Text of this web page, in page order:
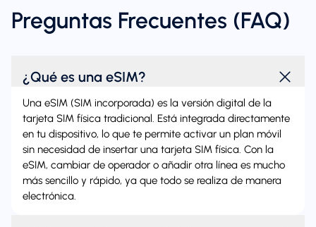
Preguntas Frecuentes (FAQ)
¿Qué es una eSIM?
Una eSIM (SIM incorporada) es la versión digital de la
tarjeta SIM física tradicional. Está integrada directamente
en tu dispositivo, lo que te permite activar un plan móvil
sin necesidad de insertar una tarjeta SIM física. Con la
eSIM, cambiar de operador o añadir otra línea es mucho
más sencillo y rápido, ya que todo se realiza de manera
electrónica.